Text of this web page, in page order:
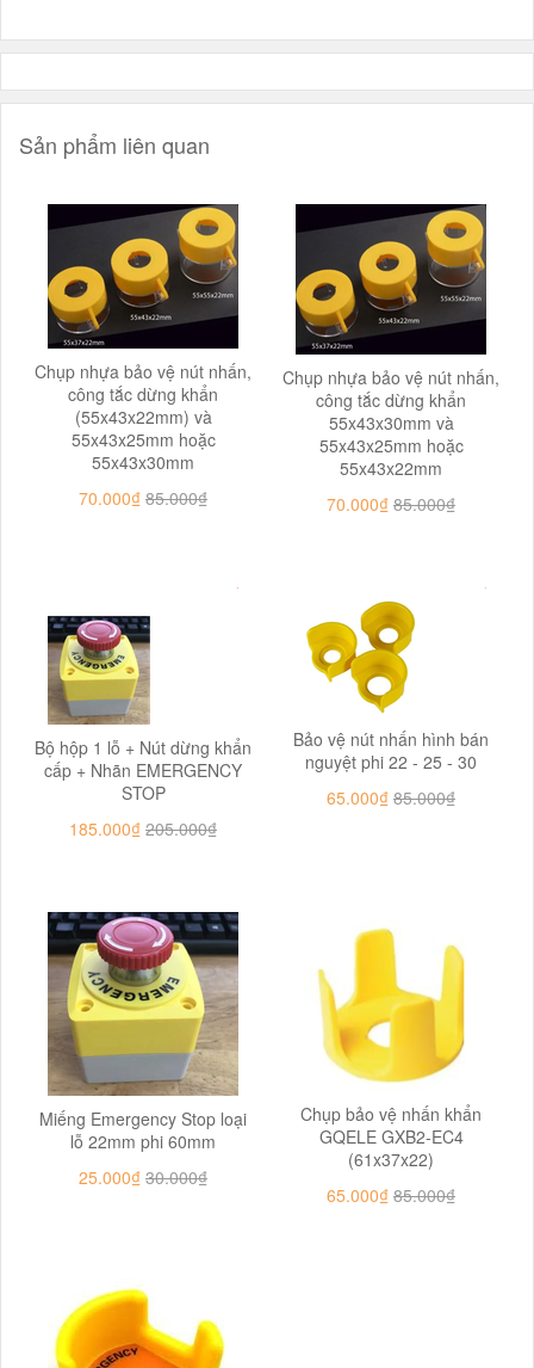
Sản phẩm liên quan
Chụp nhựa bảo vệ nút nhấn,
công tắc dừng khẩn
(55x43x22mm) và
55x43x25mm hoặc
55x43x30mm
70.000₫ 85.000₫
Chụp nhựa bảo vệ nút nhấn,
công tắc dừng khẩn
55x43x30mm và
55x43x25mm hoặc
55x43x22mm
70.000₫ 85.000₫
Bộ hộp 1 lỗ + Nút dừng khẩn
cấp + Nhãn EMERGENCY
STOP
185.000₫ 205.000₫
Bảo vệ nút nhấn hình bán
nguyệt phi 22 - 25 - 30
65.000₫ 85.000₫
Miếng Emergency Stop loại
lỗ 22mm phi 60mm
25.000₫ 30.000₫
Chụp bảo vệ nhấn khẩn
GQELE GXB2-EC4
(61x37x22)
65.000₫ 85.000₫